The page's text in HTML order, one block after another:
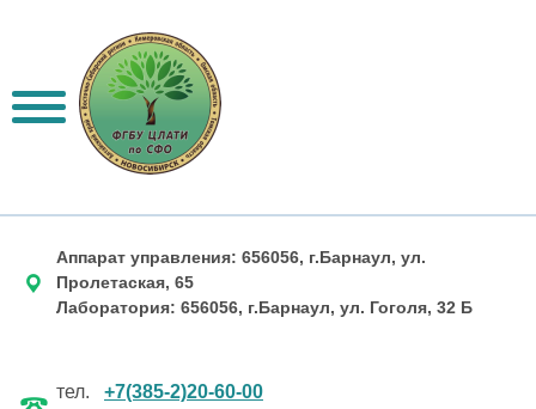
Аппарат управления: 656056, г.Барнаул, ул.
Пролетаская, 65
Лаборатория: 656056, г.Барнаул, ул. Гоголя, 32 Б
тел. +7(385-2)20-60-00